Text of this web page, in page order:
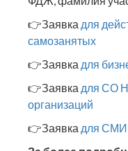
👉Заявка для
самозанятых
👉Заявка для
👉Заявка для СО
организаций
👉Заявка для СМИ